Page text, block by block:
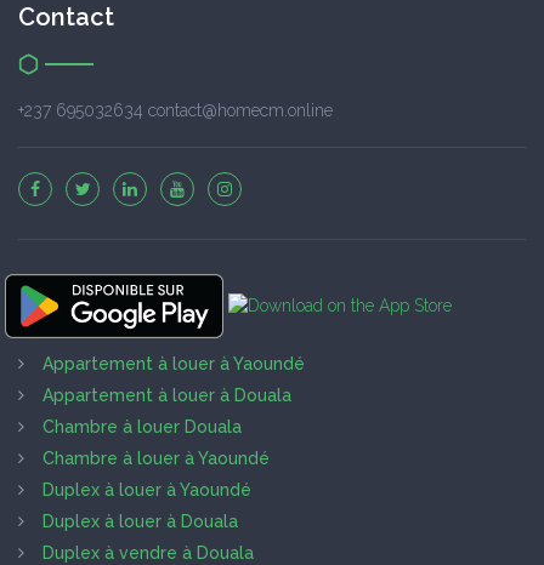
Contact
+237 695032634 contact@homecm.online
Appartement à louer à Yaoundé
Appartement à louer à Douala
Chambre à louer Douala
Chambre à louer à Yaoundé
Duplex à louer à Yaoundé
Duplex à louer à Douala
Duplex à vendre à Douala